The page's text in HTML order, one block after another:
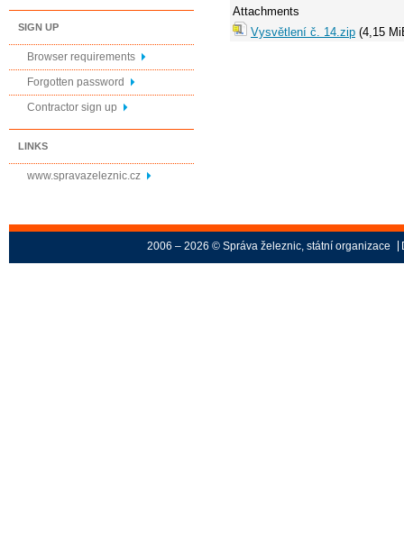
SIGN UP
Browser requirements
Forgotten password
Contractor sign up
LINKS
www.spravazeleznic.cz
Attachments
Vysvětlení č. 14.zip (4,15
2006 – 2026 © Správa železnic, státní organizace